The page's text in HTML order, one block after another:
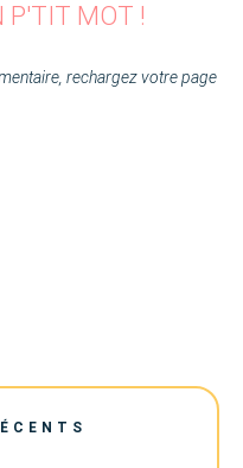
P'TIT MOT !
rechargez votre page